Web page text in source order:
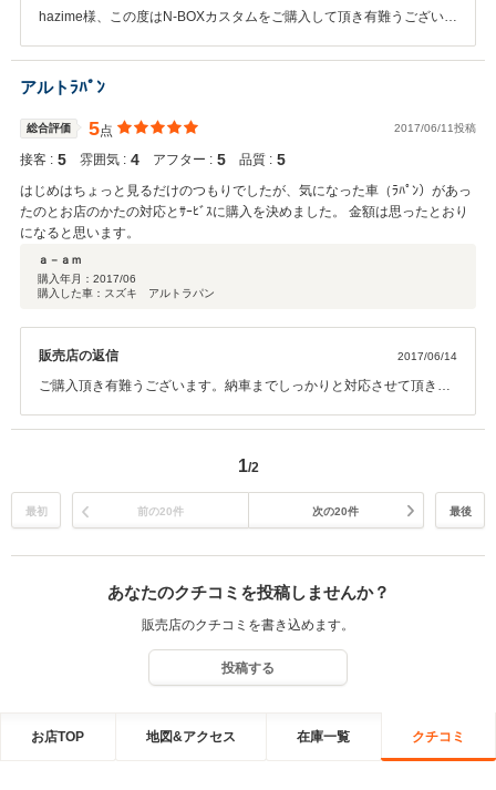
hazime様、この度はN-BOXカスタムをご購入して頂き有難うございま
絡をスタッフ一同心よりお待ちしております。
アルトﾗﾊﾟﾝ
総合評価 5点 2017/06/11投稿
接客 : 5 雰囲気 : 4 アフター : 5 品質 : 5
はじめはちょっと見るだけのつもりでしたが、気になった車（ﾗﾊﾟﾝ）があっ
たのとお店のかたの対応とｻｰﾋﾞｽに購入を決めました。 金額は思ったとおり
になると思います。
ａ－ａｍ
購入年月： 2017/06
購入した車：スズキ アルトラパン
販売店の返信 2017/06/14
ご購入頂き有難うございます。納車までしっかりと対応させて頂きま
1/2
最初 前の20件 次の20件 最後
あなたのクチコミを投稿しませんか？
販売店のクチコミを書き込めます。
投稿する
お店TOP 地図&アクセス 在庫一覧 クチコミ